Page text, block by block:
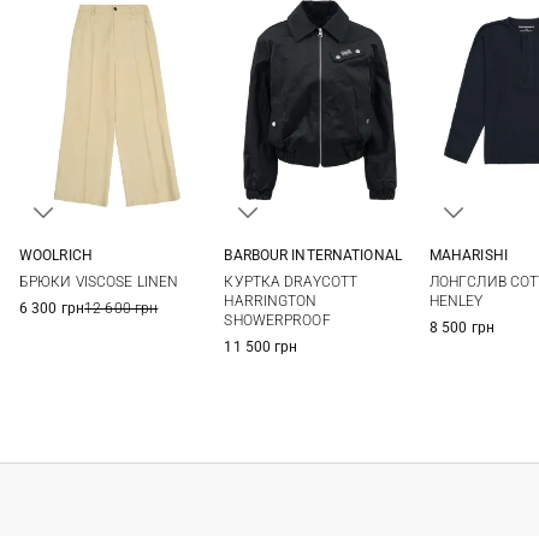
WOOLRICH
БРЮКИ VISCOSE LINEN
6 300 грн12 600 грн
BARBOUR INTERNATIONAL
КУРТКА DRAYCOTT
HARRINGTON
SHOWERPROOF
11 500 грн
MAHARISHI
ЛОНГСЛИВ
HENLEY
8 500 грн